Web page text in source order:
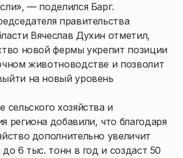
— поделился Барг.
правительства
Вячеслав Духин отметил,
новой фермы укрепит позиции
животноводстве и позволит
на новый уровень
сельского хозяйства и
региона добавили, что благодаря
дополнительно увеличит
6 тыс. тонн в год и создаст 50